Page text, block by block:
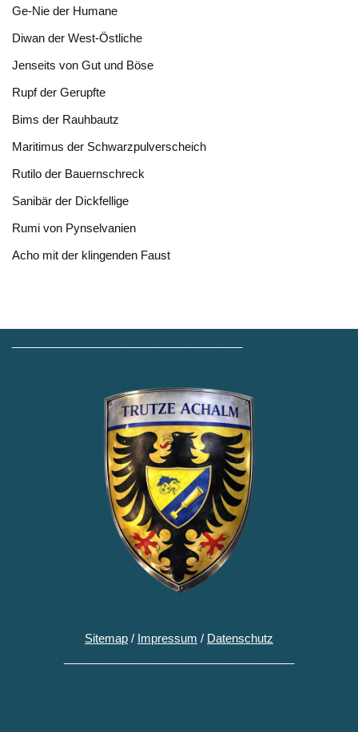
Ge-Nie der Humane
Diwan der West-Östliche
Jenseits von Gut und Böse
Rupf der Gerupfte
Bims der Rauhbautz
Maritimus der Schwarzpulverscheich
Rutilo der Bauernschreck
Sanibär der Dickfellige
Rumi von Pynselvanien
Acho mit der klingenden Faust
Sitemap / Impressum / Datenschutz